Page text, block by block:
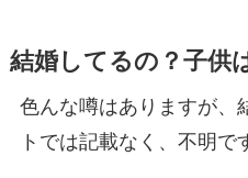
結婚してるの？子供
色んな噂はありますが、
トでは記載なく、不明で